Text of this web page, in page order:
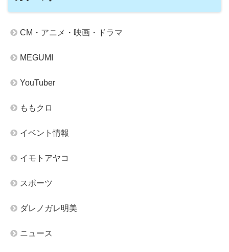
CM・アニメ・映画・ドラマ
MEGUMI
YouTuber
ももクロ
イベント情報
イモトアヤコ
スポーツ
ダレノガレ明美
ニュース